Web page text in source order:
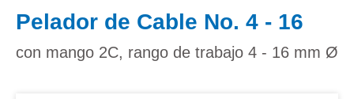
Pelador de Cable No. 4 - 16
con mango 2C, rango de trabajo 4 - 16 mm Ø